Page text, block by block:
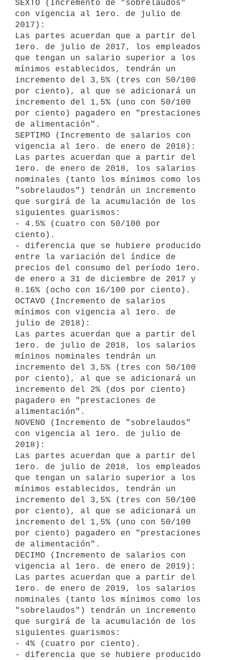
SEXTO (Incremento de "sobrelaudos"
con vigencia al 1ero. de julio de
2017):
Las partes acuerdan que a partir del
1ero. de julio de 2017, los empleados
que tengan un salario superior a los
mínimos establecidos, tendrán un
incremento del 3,5% (tres con 50/100
por ciento), al que se adicionará un
incremento del 1,5% (uno con 50/100
por ciento) pagadero en "prestaciones
de alimentación".
SEPTIMO (Incremento de salarios con
vigencia al 1ero. de enero de 2018):
Las partes acuerdan que a partir del
1ero. de enero de 2018, los salarios
nominales (tanto los mínimos como los
"sobrelaudos") tendrán un incremento
que surgirá de la acumulación de los
siguientes guarismos:
- 4.5% (cuatro con 50/100 por
ciento).
- diferencia que se hubiere producido
entre la variación del índice de
precios del consumo del período 1ero.
de enero a 31 de diciembre de 2017 y
8.16% (ocho con 16/100 por ciento).
OCTAVO (Incremento de salarios
mínimos con vigencia al 1ero. de
julio de 2018):
Las partes acuerdan que a partir del
1ero. de julio de 2018, los salarios
míninos nominales tendrán un
incremento del 3,5% (tres con 50/100
por ciento), al que se adicionará un
incremento del 2% (dos por ciento)
pagadero en "prestaciones de
alimentación".
NOVENO (Incremento de "sobrelaudos"
con vigencia al 1ero. de julio de
2018):
Las partes acuerdan que a partir del
1ero. de julio de 2018, los empleados
que tengan un salario superior a los
mínimos establecidos, tendrán un
incremento del 3,5% (tres con 50/100
por ciento), al que se adicionará un
incremento del 1,5% (uno con 50/100
por ciento) pagadero en "prestaciones
de alimentación".
DECIMO (Incremento de salarios con
vigencia al 1ero. de enero de 2019):
Las partes acuerdan que a partir del
1ero. de enero de 2019, los salarios
nominales (tanto los mínimos como los
"sobrelaudos") tendrán un incremento
que surgirá de la acumulación de los
siguientes guarismos:
- 4% (cuatro por ciento).
- diferencia que se hubiere producido